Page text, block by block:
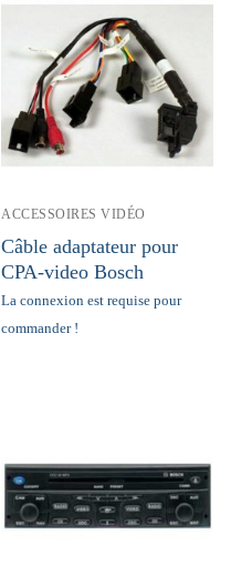
ACCESSOIRES VIDÉO
Câble adaptateur pour
CPA-video Bosch
La connexion est requise pour
commander !